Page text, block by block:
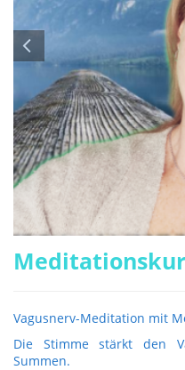
Vagusnerv-Meditation mit
Die Stimme stärkt den
Summen.